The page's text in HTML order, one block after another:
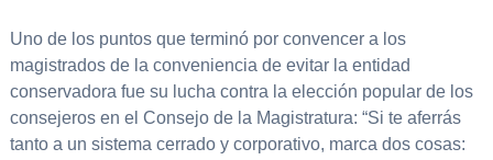
Uno de los puntos que terminó por convencer a los
magistrados de la conveniencia de evitar la entidad
conservadora fue su lucha contra la elección popular de los
consejeros en el Consejo de la Magistratura: “Si te aferrás
tanto a un sistema cerrado y corporativo, marca dos cosas: